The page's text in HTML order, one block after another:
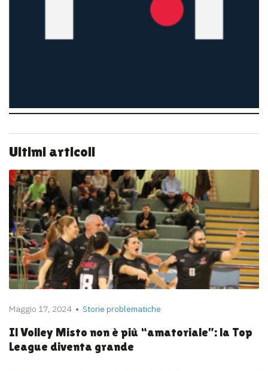
Ultimi articoli
Maggio 17, 2024 Storie problematiche
Il Volley Misto non è più “amatoriale”: la Top
League diventa grande